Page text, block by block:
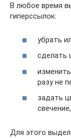
В любое время
гиперссылок:
убрать
сделать
разу не
задать
Для этого